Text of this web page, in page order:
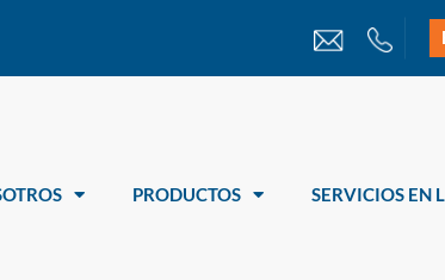
PRODUCTOS SERVICIOS EN